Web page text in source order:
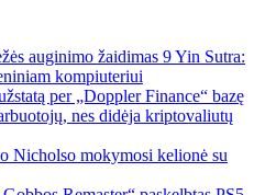
auginimo žaidimas 9 Yin Sutra:
kompiuteriui
per „Doppler Finance“ bazę
nes didėja kriptovaliutų
Nicholso mokymosi kelionė su